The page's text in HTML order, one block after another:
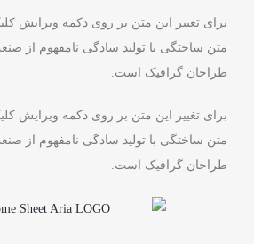
برای تغییر این متن بر روی دکمه ویرایش
متن ساختگی با تولید سادگی نامفهوم از
طراحان گرافیک است.
برای تغییر این متن بر روی دکمه ویرایش
متن ساختگی با تولید سادگی نامفهوم از
طراحان گرافیک است.